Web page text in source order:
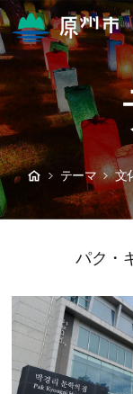
テーマ 文
パク・